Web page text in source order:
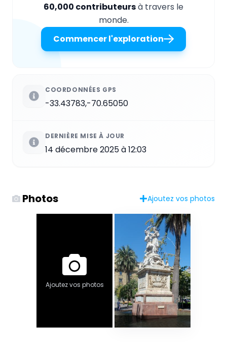
60,000 contributeursà travers le
monde.
Commencer l'exploration
COORDONNÉES GPS
-33.43783,-70.65050
DERNIÈRE MISE À JOUR
14 décembre 2025 à 12:03
Photos Ajoutez vos photos
Ajoutez vos photos